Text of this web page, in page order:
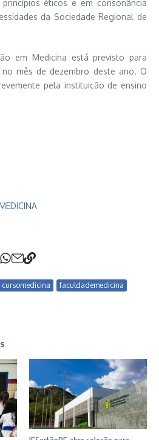
éticos e em consonância
da Sociedade Regional de
em Medicina está previsto para
mês de dezembro deste ano. O
pela instituição de ensino
cursomedicina
faculdademedicina